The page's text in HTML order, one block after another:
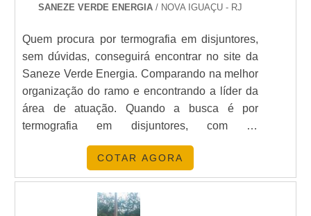
SANEZE VERDE ENERGIA / NOVA IGUAÇU - RJ
Quem procura por termografia em disjuntores,
sem dúvidas, conseguirá encontrar no site da
Saneze Verde Energia. Comparando na melhor
organização do ramo e encontrando a líder da
área de atuação. Quando a busca é por
termografia em disjuntores, com os
profissionais da Saneze Verde Energia poderá
encontrar proteção com as melhores ofertas.
ALGUNS DETALHES SOBRE TERMOGRAFIA
EM DISJUNTORES Há muitas maneiras
eficientes de demonstrar competência e
COTAR AGORA